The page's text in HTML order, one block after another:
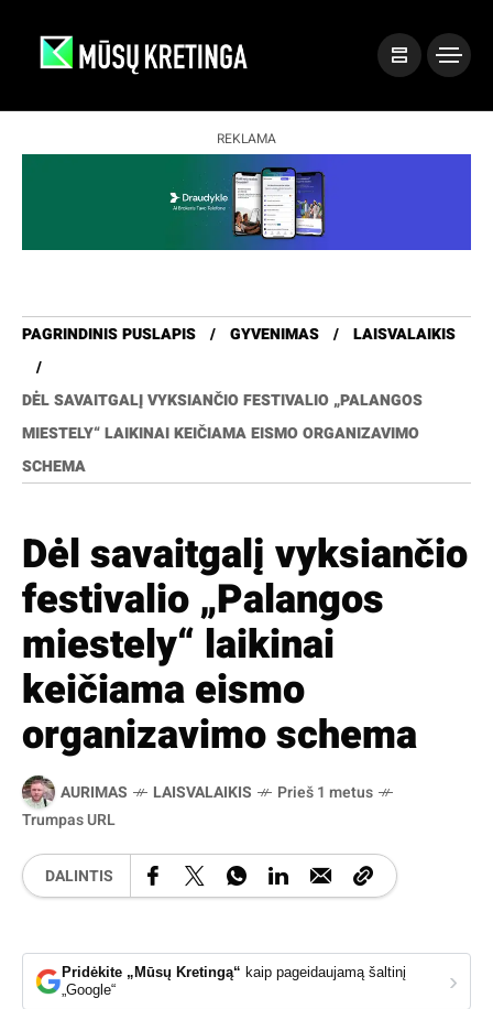
REKLAMA
PAGRINDINIS PUSLAPIS GYVENIMAS LAISVALAIKIS
DĖL SAVAITGALĮ VYKSIANČIO FESTIVALIO „PALANGOS
MIESTELY“ LAIKINAI KEIČIAMA EISMO ORGANIZAVIMO
SCHEMA
Dėl savaitgalį vyksiančio
festivalio „Palangos
miestely“ laikinai
keičiama eismo
organizavimo schema
AURIMAS LAISVALAIKIS
Prieš 1 metus
Trumpas URL
DALINTIS
Pridėkite „Mūsų Kretingą“ kaip pageidaujamą šaltinį
„Google“
›